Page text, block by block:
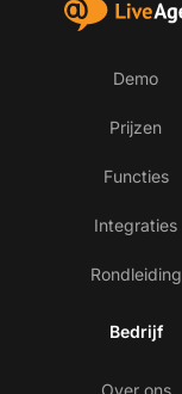
Demo
Prijzen
Functies
Integraties
Rondleiding
Bedrijf
Over ons